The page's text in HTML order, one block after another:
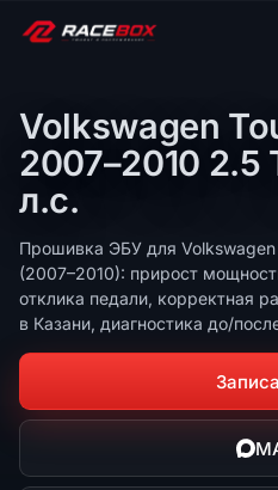
Volkswagen
2007–2010 2.5
л.с.
Прошивка ЭБУ для Volkswagen
(2007–2010): прирост
отклика педали, корректная
в Казани, диагностика до/